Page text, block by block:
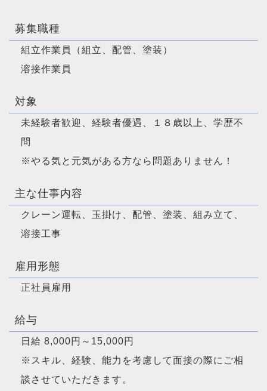
募集職種
組立作業員（組立、配管、塗装）
溶接作業員
対象
未経験者歓迎、経験者優遇、１８歳以上、学歴不
問
※やる気と元気がある方なら問題ありません！
主な仕事内容
クレーン運転、玉掛け、配管、塗装、組み立て、
溶接工事
雇用形態
正社員雇用
給与
日給 8,000円～15,000円
※スキル、経験、能力を考慮して面接の際にご相
談させていただきます。